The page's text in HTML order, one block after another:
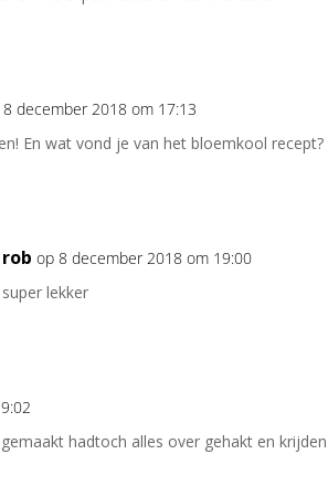
december 2018 om 17:13
En wat vond je van het bloemkool recept?
rob op 8 december 2018 om 19:00
super lekker
hadtoch alles over gehakt en